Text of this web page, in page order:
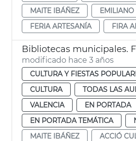
MAITE IBÁÑEZ
EMILIANO
FERIA ARTESANÍA
FIRA
Bibliotecas municipales.
modificado hace 3 años
CULTURA Y FIESTAS
CULTURA
TODAS LAS
VALENCIA
EN PORTADA
EN PORTADA TEMÁTICA
MAITE IBÁÑEZ
ACCIÓ